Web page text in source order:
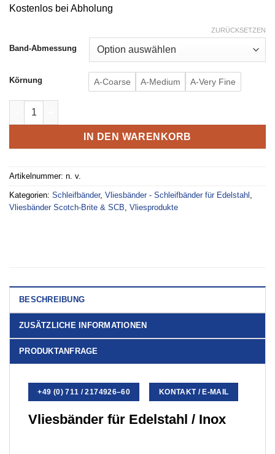
Kostenlos bei Abholung
Band-Abmessung
Körnung A-Coarse A-Medium A-Very Fine
ZURÜCKSETZEN
Vliesbänder für Edelstahl SCB Menge
IN DEN WARENKORB
Artikelnummer: n. v.
Kategorien: Schleifbänder, Vliesbänder - Schleifbänder für Edelstahl
Vliesbänder Scotch-Brite & SCB Vliesprodukte
BESCHREIBUNG
ZUSÄTZLICHE INFORMATIONEN
PRODUKTANFRAGE
+49 (0) 711 / 2174926–60 KONTAKT / E-MAIL
Vliesbänder für Edelstahl / Inox